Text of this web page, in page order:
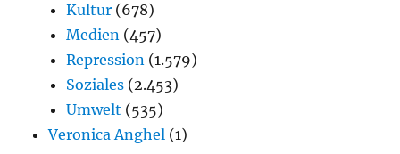
Kultur (678)
Medien (457)
Repression (1.579)
Soziales (2.453)
Umwelt (535)
Veronica Anghel (1)